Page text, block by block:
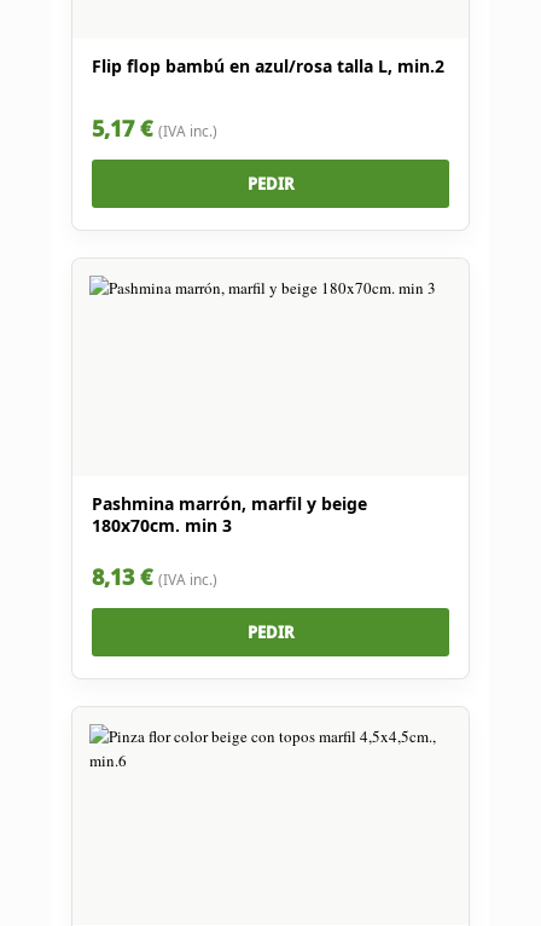
Flip flop bambú en azul/rosa talla L, min.2
5,17 € (IVA inc.)
PEDIR
Pashmina marrón, marfil y beige
180x70cm. min 3
8,13 € (IVA inc.)
PEDIR